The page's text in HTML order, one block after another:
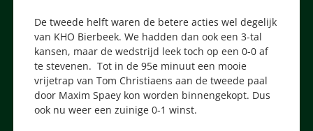
De tweede helft waren de betere acties wel degelijk
van KHO Bierbeek. We hadden dan ook een 3-tal
kansen, maar de wedstrijd leek toch op een 0-0 af
te stevenen. Tot in de 95e minuut een mooie
vrijetrap van Tom Christiaens aan de tweede paal
door Maxim Spaey kon worden binnengekopt. Dus
ook nu weer een zuinige 0-1 winst.